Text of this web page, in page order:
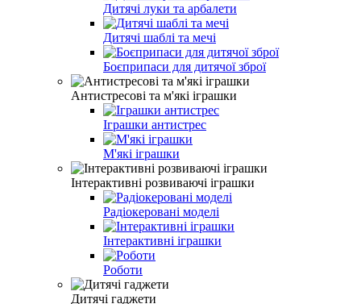
Дитячі луки та арбалети
Дитячі шаблі та мечі
Боєприпаси для дитячої зброї
Антистресові та м'які іграшки
Іграшки антистрес
М'які іграшки
Інтерактивні розвиваючі іграшки
Радіокеровані моделі
Інтерактивні іграшки
Роботи
Дитячі гаджети